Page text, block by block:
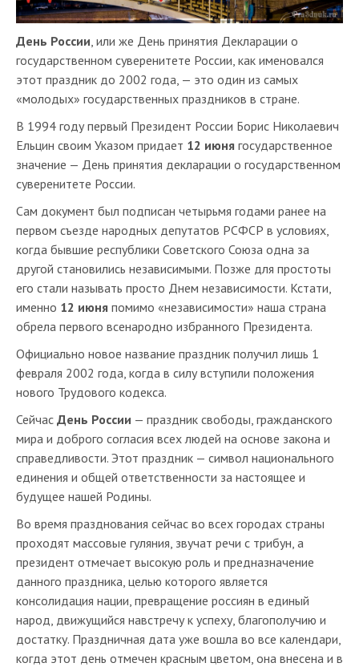
День России, или же День принятия Декларации о
государственном суверенитете России, как именовался
этот праздник до 2002 года, — это один из самых
«молодых» государственных праздников в стране.
В 1994 году первый Президент России Борис Николаевич
Ельцин своим Указом придает 12 июня государственное
значение — День принятия декларации о государственном
суверенитете России.
Сам документ был подписан четырьмя годами ранее на
первом съезде народных депутатов РСФСР в условиях,
когда бывшие республики Советского Союза одна за
другой становились независимыми. Позже для простоты
его стали называть просто Днем независимости. Кстати,
именно 12 июня помимо «независимости» наша страна
обрела первого всенародно избранного Президента.
Официально новое название праздник получил лишь 1
февраля 2002 года, когда в силу вступили положения
нового Трудового кодекса.
Сейчас День России — праздник свободы, гражданского
мира и доброго согласия всех людей на основе закона и
справедливости. Этот праздник — символ национального
единения и общей ответственности за настоящее и
будущее нашей Родины.
Во время празднования сейчас во всех городах страны
проходят массовые гуляния, звучат речи с трибун, а
президент отмечает высокую роль и предназначение
данного праздника, целью которого является
консолидация нации, превращение россиян в единый
народ, движущийся навстречу к успеху, благополучию и
достатку. Праздничная дата уже вошла во все календари,
когда этот день отмечен красным цветом, она внесена и в